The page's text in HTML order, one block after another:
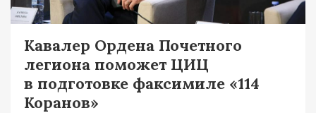
Кавалер Ордена Почетного
легиона поможет ЦИЦ
в подготовке факсимиле «114
Коранов»